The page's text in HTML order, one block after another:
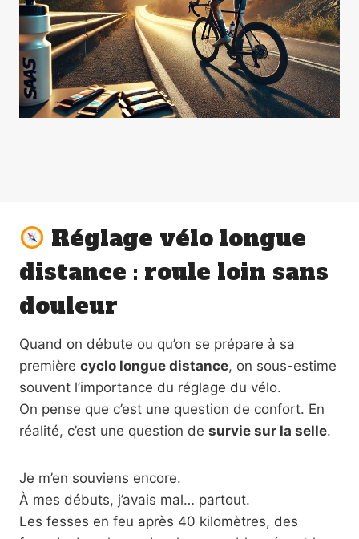
Réglage vélo longue
distance : roule loin sans
douleur
Quand on débute ou qu’on se prépare à sa
première cyclo longue distance, on sous-estime
souvent l’importance du réglage du vélo.
On pense que c’est une question de confort. En
réalité, c’est une question de survie sur la selle.
Je m’en souviens encore.
À mes débuts, j’avais mal… partout.
Les fesses en feu après 40 kilomètres, des